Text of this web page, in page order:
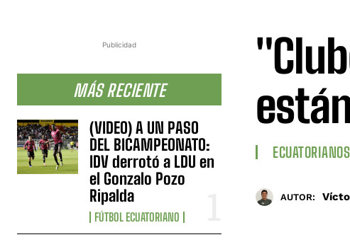
Publicidad
MÁS RECIENTE
(VIDEO) A UN PASO
DEL BICAMPEONATO:
IDV derrotó a LDU en
el Gonzalo Pozo
Ripalda
FÚTBOL ECUATORIANO
AUTOR: